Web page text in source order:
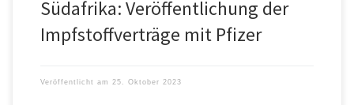
Südafrika: Veröffentlichung der
Impfstoffverträge mit Pfizer
Veröffentlicht am 25. Oktober 2023